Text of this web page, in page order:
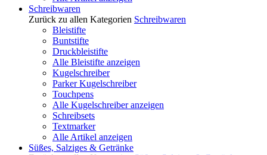
Schreibwaren
Zurück zu allen Kategorien Schreibwaren
Bleistifte
Buntstifte
Druckbleistifte
Alle Bleistifte anzeigen
Kugelschreiber
Parker Kugelschreiber
Touchpens
Alle Kugelschreiber anzeigen
Schreibsets
Textmarker
Alle Artikel anzeigen
Süßes, Salziges & Getränke